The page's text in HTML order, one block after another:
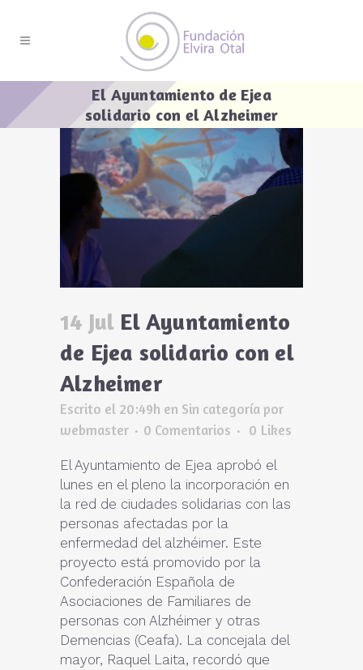
El Ayuntamiento de Ejea
solidario con el Alzheimer
14 Jul El Ayuntamiento
de Ejea solidario con el
Alzheimer
Escrito el 20:49h en Sin categoríapor
webmaster
0 Comentarios 0 Likes
El Ayuntamiento de Ejea aprobó el
lunes en el pleno la incorporación en
la red de ciudades solidarias con las
personas afectadas por la
enfermedad del alzhéimer. Este
proyecto está promovido por la
Confederación Española de
Asociaciones de Familiares de
personas con Alzhéimer y otras
Demencias (Ceafa). La concejala del
mayor, Raquel Laita, recordó que